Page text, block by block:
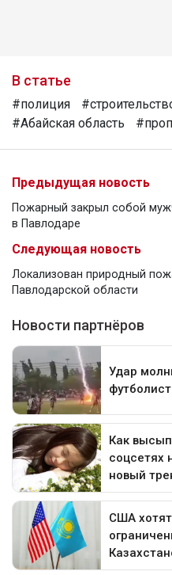
В статье
#полиция
#Абайская область
Предыдущая новость
Пожарный закрыл собой
в Павлодаре
Следующая новость
Локализован природный
Павлодарской области